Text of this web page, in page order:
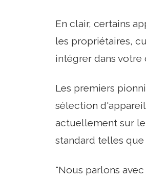
En clair, certains
les propriétaires,
intégrer dans
Les premiers
sélection
actuellement sur
standard telles
"Nous parlons